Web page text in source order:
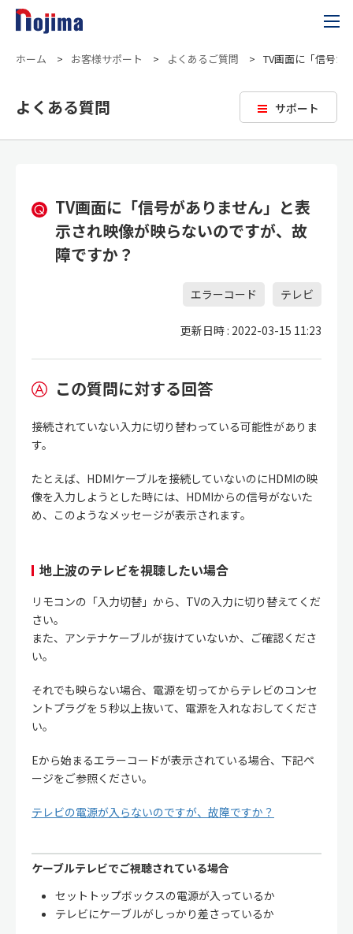
ホーム > お客様サポート > よくあるご質問 > TV画面に「信号が
サポート
よくある質問
TV画面に「信号がありません」と表
示され映像が映らないのですが、故
障ですか？
エラーコード テレビ
更新日時 : 2022-03-15 11:23
この質問に対する回答
接続されていない入力に切り替わっている可能性がありま
す。
たとえば、HDMIケーブルを接続していないのにHDMIの映
像を入力しようとした時には、HDMIからの信号がないた
め、このようなメッセージが表示されます。
地上波のテレビを視聴したい場合
リモコンの「入力切替」から、TVの入力に切り替えてくだ
さい。
また、アンテナケーブルが抜けていないか、ご確認くださ
い。
それでも映らない場合、電源を切ってからテレビのコンセ
ントプラグを５秒以上抜いて、電源を入れなおしてくださ
い。
Eから始まるエラーコードが表示されている場合、下記ペ
ージをご参照ください。
テレビの電源が入らないのですが、故障ですか？
ケーブルテレビでご視聴されている場合
セットトップボックスの電源が入っているか
テレビにケーブルがしっかり差さっているか